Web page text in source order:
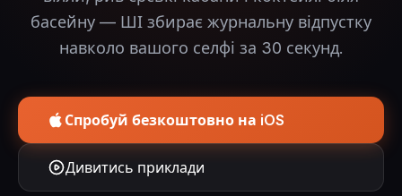
басейну — ШІ збирає журнальну відпустку
навколо вашого селфі за 30 секунд.
Спробуй безкоштовно на iOS
Дивитись приклади